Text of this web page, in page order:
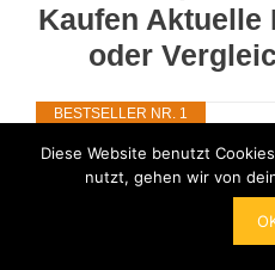
Kaufen Aktuelle
oder
BESTSELLER NR. 1
Diese Website benutzt
nutzt, gehen wir von